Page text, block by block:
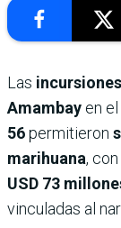
Las
Amambay en
56permitieron
marihuana,
USD 73
vinculadas al